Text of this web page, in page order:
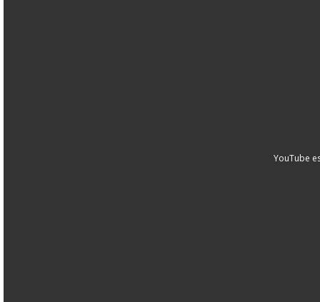
YouTube